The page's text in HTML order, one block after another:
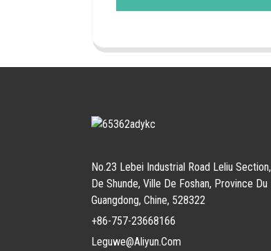
No.23 Lebei Industrial Road Leliu
De Shunde, Ville De Foshan, Province Du
Guangdong, Chine, 528322
+86-757-23668166
Leguwe@aliyun.com